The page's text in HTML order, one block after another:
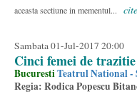
aceasta sectiune in mementul...
Sambata 01-Jul-2017 20:00
Cinci femei de
BucurestiTeatrul National -
Regia: Rodica Popescu